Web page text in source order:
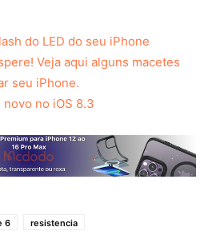
do LED do seu iPhone
Veja aqui alguns macetes
seu iPhone.
no iOS 8.3
6 resistencia